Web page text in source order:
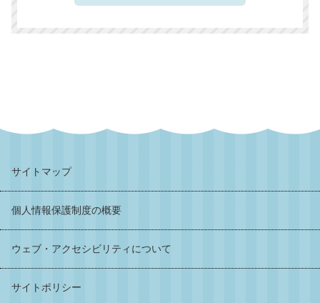
サイトマップ
個人情報保護制度の概要
ウェブ・アクセシビリティについて
サイトポリシー